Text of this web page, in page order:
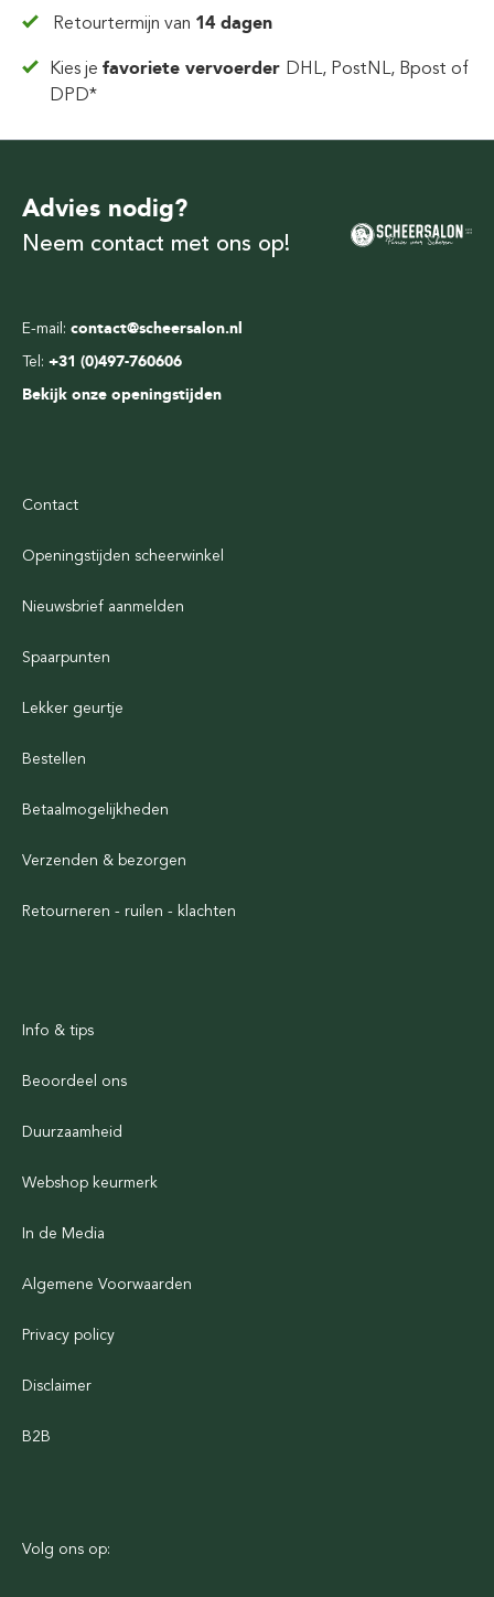
Retourtermijn van 14 dagen
Kies jefavoriete vervoerder DHL, PostNL, Bpost of
DPD*
E-mail: contact@scheersalon.nl
Tel: +31 (0)497-760606
Bekijk onze openingstijden
Advies nodig?
Neem contact met ons op!
Contact
Openingstijden scheerwinkel
Nieuwsbrief aanmelden
Spaarpunten
Lekker geurtje
Bestellen
Betaalmogelijkheden
Verzenden & bezorgen
Retourneren - ruilen - klachten
Info & tips
Beoordeel ons
Duurzaamheid
Webshop keurmerk
In de Media
Algemene Voorwaarden
Privacy policy
Disclaimer
B2B
Volg ons op: